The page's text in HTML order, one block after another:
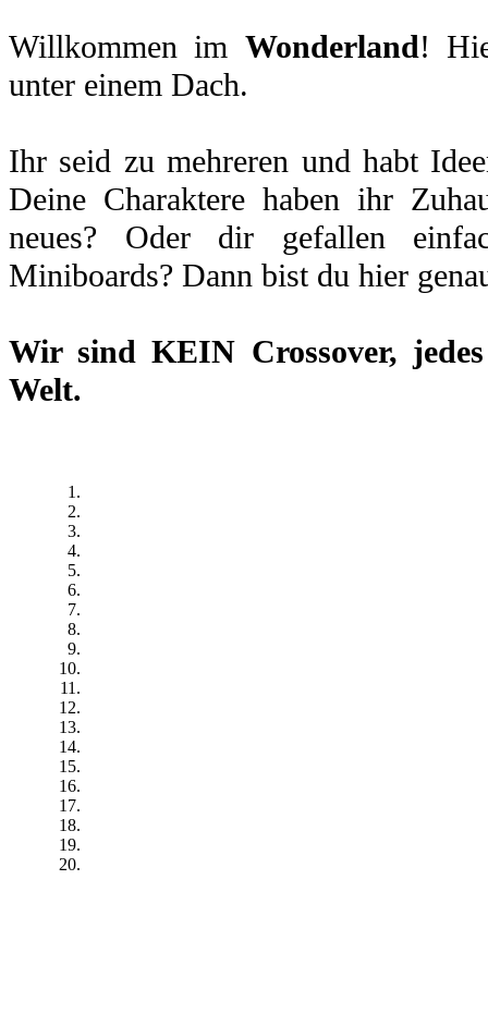
Willkommen im Wonderland!
unter einem Dach.
Ihr seid zu mehreren und habt
Deine Charaktere haben ihr
neues? Oder dir gefallen
Miniboards? Dann bist du hier
Wir sindKEIN Crossover,
Welt.